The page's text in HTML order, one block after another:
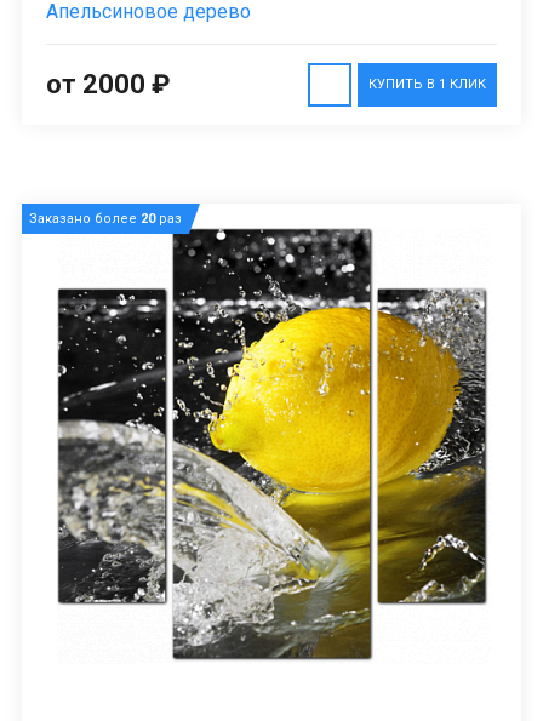
Апельсиновое дерево
КУПИТЬ В 1 КЛИК
от 2000 ₽
Заказано более 20раз